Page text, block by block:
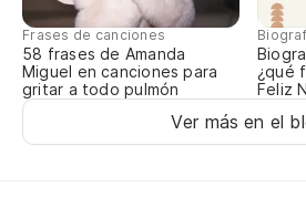
Frases de canciones
58 frases de Amanda
Miguel en canciones para
gritar a todo pulmón
¿qué
Feliz
Ver más en el